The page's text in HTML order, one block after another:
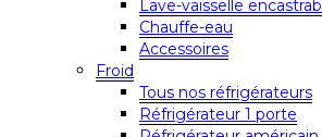
Lave-vaisselle
Chauffe-eau
Accessoires
Froid
Tous nos réfrigérateurs
Réfrigérateur 1 porte